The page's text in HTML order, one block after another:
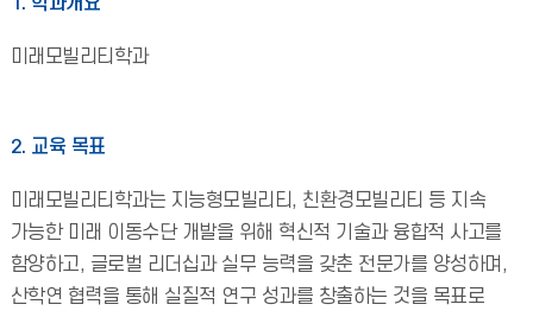
미래모빌리티학과
2. 교육 목표
미래모빌리티학과는 지능형모빌리티, 친환경모빌리티 등 지속
가능한 미래 이동수단 개발을 위해 혁신적 기술과 융합적 사고를
함양하고, 글로벌 리더십과 실무 능력을 갖춘 전문가를 양성하며,
산학연 협력을 통해 실질적 연구 성과를 창출하는 것을 목표로